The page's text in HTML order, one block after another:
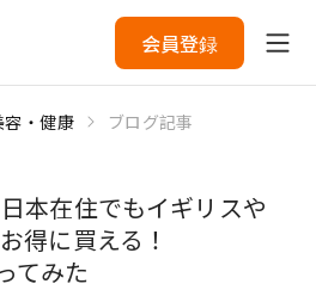
会員登録
容・健康 ブログ記事
本在住でもイギリスや
得に買える！
てみた